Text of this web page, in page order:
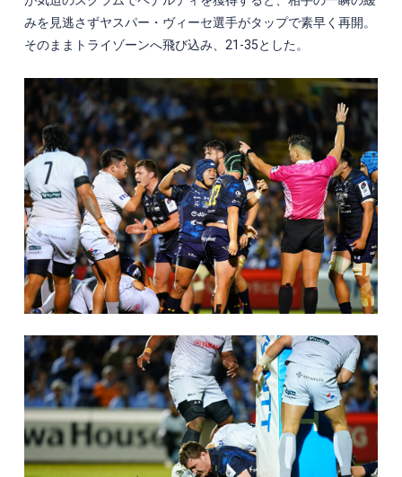
みを見逃さずヤスパー・ヴィーセ選手がタップで素早く再開。
そのままトライゾーンへ飛び込み、21-35とした。